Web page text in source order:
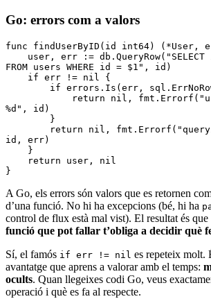
Go: errors com a valors
func findUserByID (id int64) ( *User ,
    user, err
:= db. QueryRow(
FROM users WHERE id = $1" , id)
    if
err != nil
{
        if
errors. Is (err,
            return
nil , fmt. Errorf (
%d " , id)
        }
        return
nil , fmt. Errorf (
id, err)
    }
    return
user, nil
}
A Go, els errors són valors que es retornen
d’una funció. No hi ha excepcions (bé, hi ha
control de flux està mal vist). El resultat és que
funció que pot fallar t’obliga a decidir què
Sí, el famós if err != nil es repeteix molt.
avantatge que aprens a valorar amb el temps:
ocults. Quan llegeixes codi Go, veus
operació i què es fa al respecte.